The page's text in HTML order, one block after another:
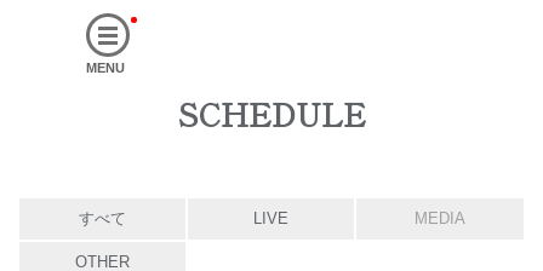
MENU
SCHEDULE
すべて LIVE MEDIA
OTHER